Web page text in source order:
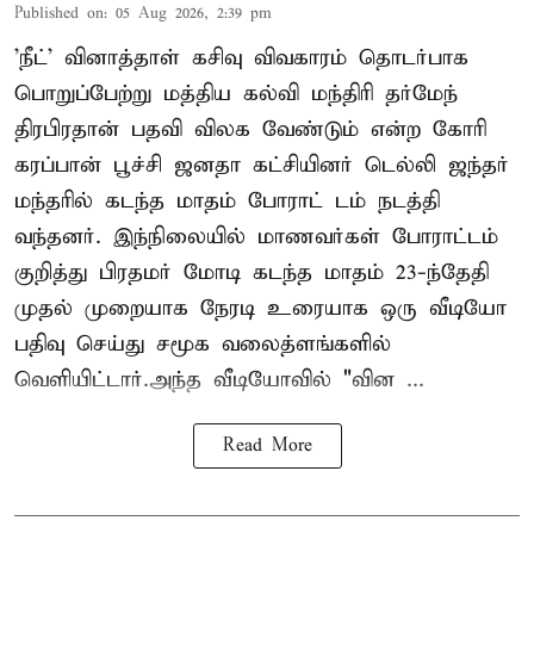
Published on: 05 Aug 2026, 2:39 pm
'நீட்' வினாத்தாள் கசிவு விவகாரம் தொடர்பாக
பொறுப்பேற்று மத்திய கல்வி மந்திரி தர்மேந்
திரபிரதான் பதவி விலக வேண்டும் என்ற கோரி
கரப்பான் பூச்சி ஜனதா கட்சியினர் டெல்லி ஜந்தர்
மந்தரில் கடந்த மாதம் போராட் டம் நடத்தி
வந்தனர். இந்நிலையில் மாணவர்கள் போராட்டம்
குறித்து பிரதமர் மோடி கடந்த மாதம் 23-ந்தேதி
முதல் முறையாக நேரடி உரையாக ஒரு வீடியோ
பதிவு செய்து சமூக வலைத்ளங்களில்
வெளியிட்டார்.அந்த வீடியோவில் "வின ...
Read More